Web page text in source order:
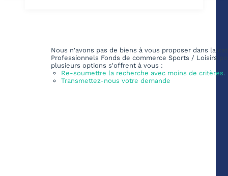
Nous n'avons pas de biens à vous proposer dans la
Professionnels Fonds de commerce Sports / Loisirs
plusieurs options s'offrent à vous :
Re-soumettre la recherche avec moins de critères.
Transmettez-nous votre demande